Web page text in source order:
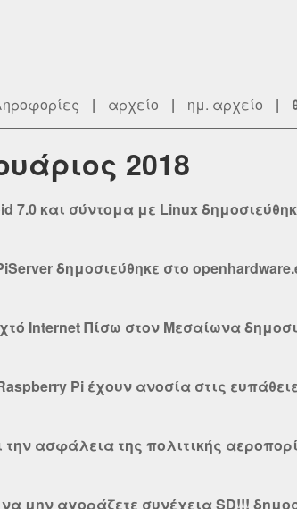
| αρχείο | ημ. αρχείο |
2018
7.0 και σύντομα με Linux
δημοσιεύθηκε στο
Internet Πίσω στον Μεσαίωνα
Pi έχουν ανοσία στις
την ασφάλεια της πολιτικής
μην αγοράζετε συνέχεια SD!!!